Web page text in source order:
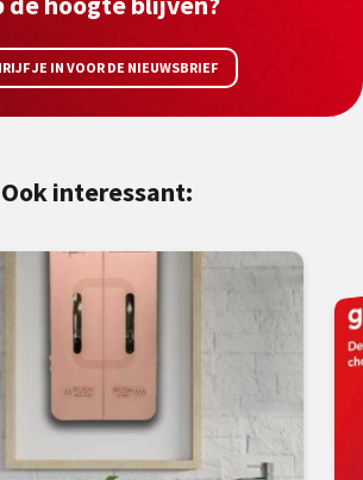
JE IN VOOR DE NIEUWSBRIEF
Ook interessant: